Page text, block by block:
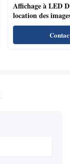
Affichage à LED
location des
conférences/salles